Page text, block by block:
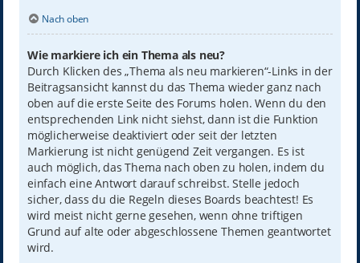
Nach oben
Wie markiere ich ein Thema als neu?
Durch Klicken des „Thema als neu markieren“-Links in der
Beitragsansicht kannst du das Thema wieder ganz nach
oben auf die erste Seite des Forums holen. Wenn du den
entsprechenden Link nicht siehst, dann ist die Funktion
möglicherweise deaktiviert oder seit der letzten
Markierung ist nicht genügend Zeit vergangen. Es ist
auch möglich, das Thema nach oben zu holen, indem du
einfach eine Antwort darauf schreibst. Stelle jedoch
sicher, dass du die Regeln dieses Boards beachtest! Es
wird meist nicht gerne gesehen, wenn ohne triftigen
Grund auf alte oder abgeschlossene Themen geantwortet
wird.